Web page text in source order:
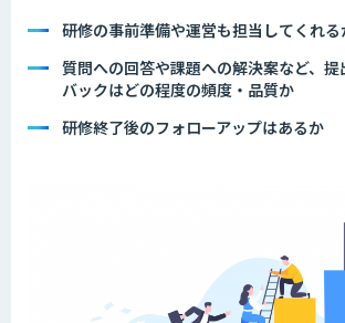
研修の事前準備や運営も担当してくれる
質問への回答や課題への解決案など、
バックはどの程度の頻度・品質か
研修終了後のフォローアップはあるか